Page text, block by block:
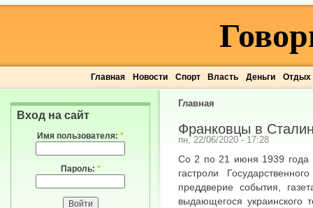
Главная Новости Спорт Власть Деньги Отдых
Главная
Франковцы в
пн, 22/06/2020 - 17:28
Со 2 по 21 июня 1939 года
гастроли
преддверие события,
выдающегося украинского
Вход на сайт
Имя пользователя: *
Пароль: *